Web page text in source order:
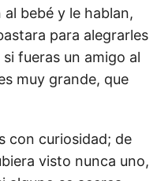
bebé y le hablan,
para alegrarles
fueras un amigo al
muy grande, que
con curiosidad; de
visto nunca uno,